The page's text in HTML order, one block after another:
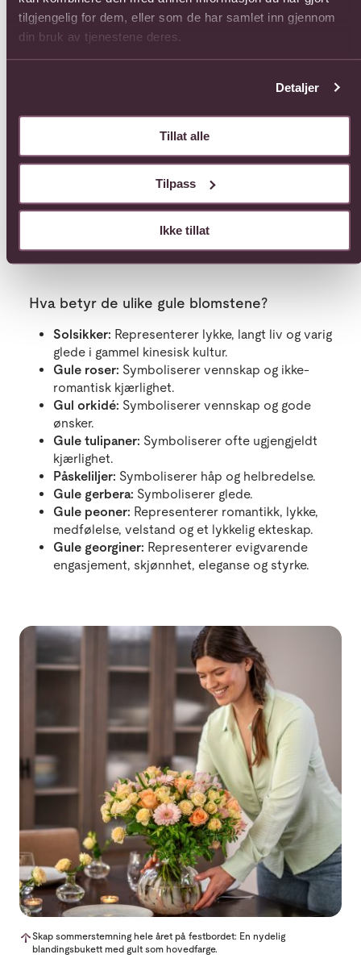
tilgjengelig for dem, eller som de har samlet inn gjennom
din bruk av tjenestene deres.
Detaljer
Tillat alle
Tilpass
Ikke tillat
Hva betyr de ulike gule blomstene?
Solsikker: Representerer lykke, langt liv og varig
glede i gammel kinesisk kultur.
Gule roser: Symboliserer vennskap og ikke-
romantisk kjærlighet.
Gul orkidé: Symboliserer vennskap og gode
ønsker.
Gule tulipaner: Symboliserer ofte ugjengjeldt
kjærlighet.
Påskeliljer: Symboliserer håp og helbredelse.
Gule gerbera: Symboliserer glede.
Gule peoner: Representerer romantikk, lykke,
medfølelse, velstand og et lykkelig ekteskap.
Gule georginer: Representerer evigvarende
engasjement, skjønnhet, eleganse og styrke.
Skap sommerstemning hele året på festbordet: En nydelig
blandingsbukett med gult som hovedfarge.